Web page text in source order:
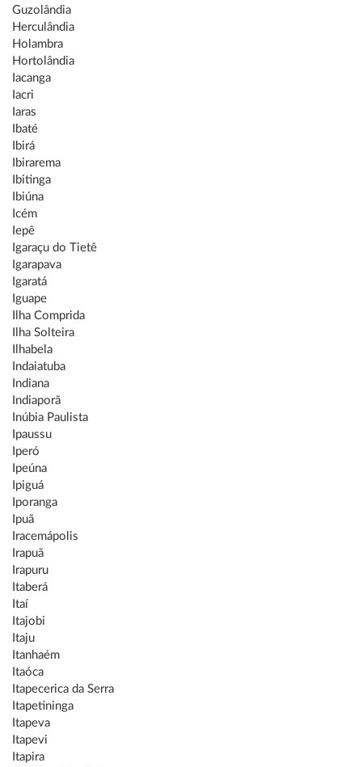
Guzolândia
Herculândia
Holambra
Hortolândia
Iacanga
Iacri
Iaras
Ibaté
Ibirá
Ibirarema
Ibitinga
Ibiúna
Icém
Iepê
Igaraçu do Tietê
Igarapava
Igaratá
Iguape
Ilha Comprida
Ilha Solteira
Ilhabela
Indaiatuba
Indiana
Indiaporã
Inúbia Paulista
Ipaussu
Iperó
Ipeúna
Ipiguá
Iporanga
Ipuã
Iracemápolis
Irapuã
Irapuru
Itaberá
Itaí
Itajobi
Itaju
Itanhaém
Itaóca
Itapecerica da Serra
Itapetininga
Itapeva
Itapevi
Itapira